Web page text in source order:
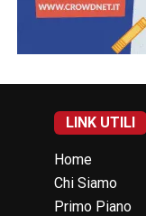
LINK UTILI
Home
Chi Siamo
Primo Piano